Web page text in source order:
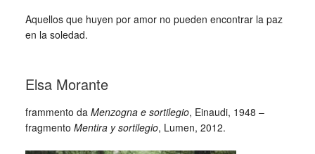
Aquellos que huyen por amor no pueden encontrar la paz
en la soledad.
Elsa Morante
frammento da Menzogna e sortilegio, Einaudi, 1948 –
fragmento Mentira y sortilegio, Lumen, 2012.